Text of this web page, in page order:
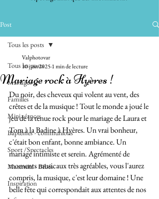
Post
Tous les posts
Mariages
Familles
Mini séances
Baptêmes - communions
Sport /Spectacles
Maternité - Bébés
Inspiration
Tous les posts
Mariage rock à Hyères !
Valphotovar
10 juin 2025 1 min de lecture
Du noir, des cheveux qui volent au vent, des
crêtes et de la musique ! Tout le monde a joué le
jeu de la tenue rock pour le mariage de Laura et
Tom à la Badine à Hyères. Un vrai bonheur,
c'était bon enfant, bonne ambiance. Un
mariage intimiste et serein. Agrémenté de
moments musicaux très agréables, vous l'aurez
compris, la musique, c'est leur domaine ! Une
belle fête qui correspondait aux attentes de nos